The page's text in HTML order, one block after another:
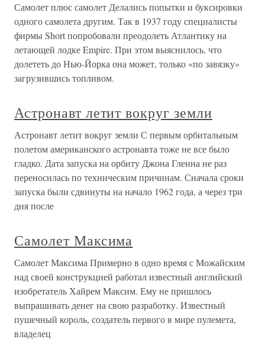
Самолет плюс самолет Делались попытки и буксировки
одного самолета другим. Так в 1937 году специалисты
фирмы Short попробовали преодолеть Атлантику на
летающей лодке Empire. При этом выяснилось, что
долететь до Нью-Йорка она может, только «по завязку»
загрузившись топливом.
Астронавт летит вокруг земли
Астронавт летит вокруг земли С первым орбитальным
полетом американского астронавта тоже не все было
гладко. Дата запуска на орбиту Джона Гленна не раз
переносилась по техническим причинам. Сначала сроки
запуска были сдвинуты на начало 1962 года, а через три
дня после
Самолет Максима
Самолет Максима Примерно в одно время с Можайским
над своей конструкцией работал известный английский
изобретатель Хайрем Максим. Ему не пришлось
выпрашивать денег на свою разработку. Известный
пушечный король, создатель первого в мире пулемета,
владелец